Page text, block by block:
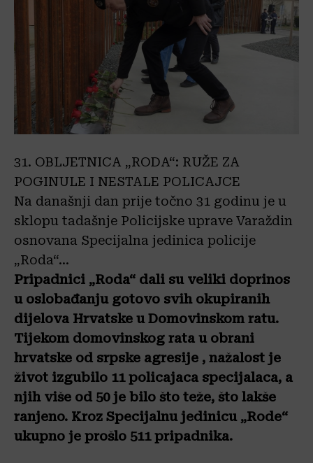
31. OBLJETNICA „RODA“: RUŽE ZA
POGINULE I NESTALE POLICAJCE
Na današnji dan prije točno 31 godinu je u
sklopu tadašnje Policijske uprave Varaždin
osnovana Specijalna jedinica policije
„Roda“…
Pripadnici „Roda“ dali su veliki doprinos
u oslobađanju gotovo svih okupiranih
dijelova Hrvatske u Domovinskom ratu.
Tijekom domovinskog rata u obrani
hrvatske od srpske agresije , nažalost je
život izgubilo 11 policajaca specijalaca, a
njih više od 50 je bilo što teže, što lakše
ranjeno. Kroz Specijalnu jedinicu „Rode“
ukupno je prošlo 511 pripadnika.